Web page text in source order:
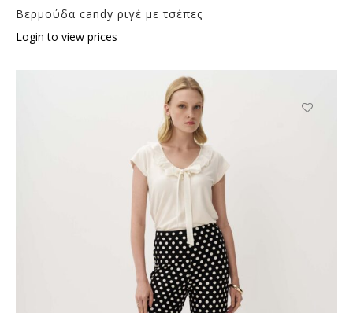
Βερμούδα candy ριγέ με τσέπες
Login to view prices